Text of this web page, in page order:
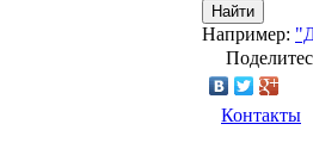
Найти
Например:
Контакты